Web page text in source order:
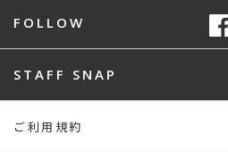
FOLLOW
STAFF SNAP
ご利用規約